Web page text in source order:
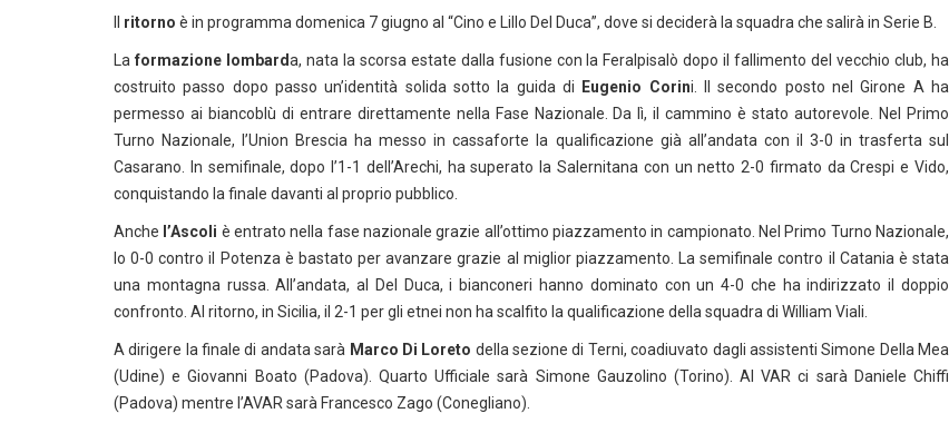
ritorno è in programma domenica 7 giugno al “Cino e Lillo Del Duca”, dove si deciderà la squadra che salirà in Serie B.
La formazione lombarda, nata la scorsa estate dalla fusione con la Feralpisalò dopo il fallimento del vecchio club, ha
costruito passo dopo passo un’identità solida sotto la guida di
Eugenio Corini. Il secondo posto nel Girone A ha
permesso ai biancoblù di entrare direttamente nella Fase Nazionale. Da lì, il cammino è stato autorevole. Nel Primo
Turno Nazionale, l’Union Brescia ha messo in cassaforte la qualificazione già all’andata con il 3-0 in trasferta sul
Casarano. In semifinale, dopo l’1-1 dell’Arechi, ha superato la Salernitana con un netto 2-0 firmato da Crespi e Vido,
conquistando la finale davanti al proprio pubblico.
Anche l’Ascoli è entrato nella fase nazionale grazie all’ottimo piazzamento in campionato. Nel Primo Turno Nazionale,
lo 0-0 contro il Potenza è bastato per avanzare grazie al miglior piazzamento. La semifinale contro il Catania è stata
una montagna russa. All’andata, al Del Duca, i bianconeri hanno dominato con un 4-0 che ha indirizzato il doppio
confronto. Al ritorno, in Sicilia, il 2-1 per gli etnei non ha scalfito la qualificazione della squadra di William Viali.
A dirigere la finale di andata sarà Marco Di Loreto della sezione di Terni, coadiuvato dagli assistenti Simone Della Mea
(Udine) e Giovanni Boato (Padova). Quarto Ufficiale sarà Simone Gauzolino (Torino). Al VAR ci sarà Daniele Chiffi
(Padova) mentre l’AVAR sarà Francesco Zago (Conegliano).